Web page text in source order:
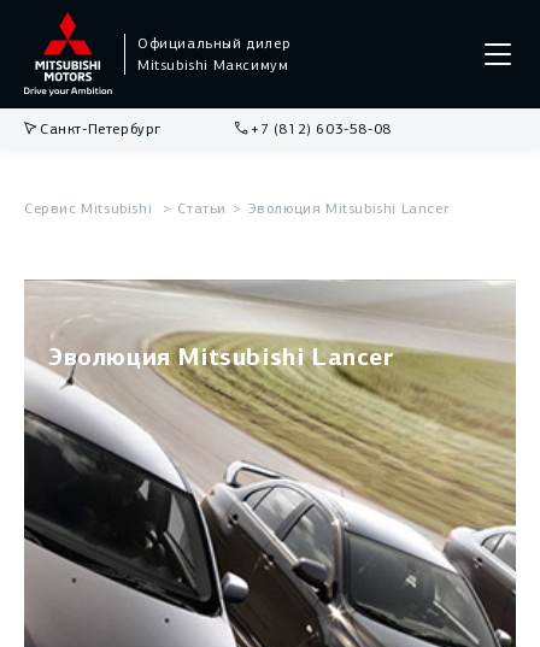
Официальный дилер
Mitsubishi Максимум
Санкт-Петербург +7 (812) 603-58-08
Сервис Mitsubishi Статьи Эволюция Mitsubishi Lancer
Эволюция Mitsubishi Lancer